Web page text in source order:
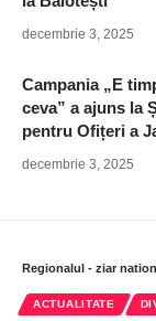
decembrie 3, 2025
Campania „E
ceva” a ajuns la
pentru Ofițeri a
decembrie 3, 2025
Regionalul - ziar
ACTUALITATE